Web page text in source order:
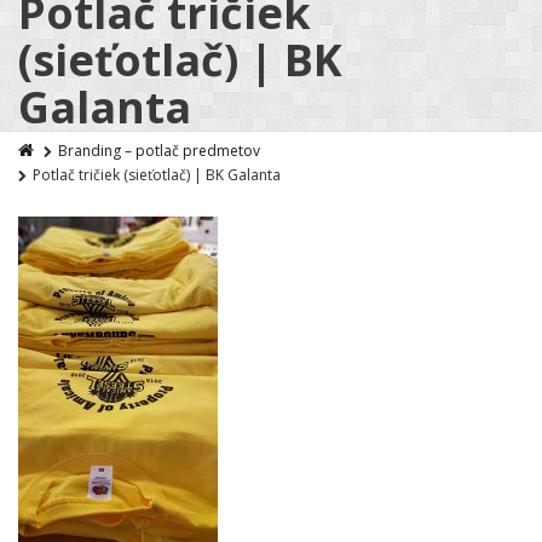
Potlač tričiek
(sieťotlač) | BK
Galanta
Branding – potlač predmetov
Potlač tričiek (sieťotlač) | BK Galanta